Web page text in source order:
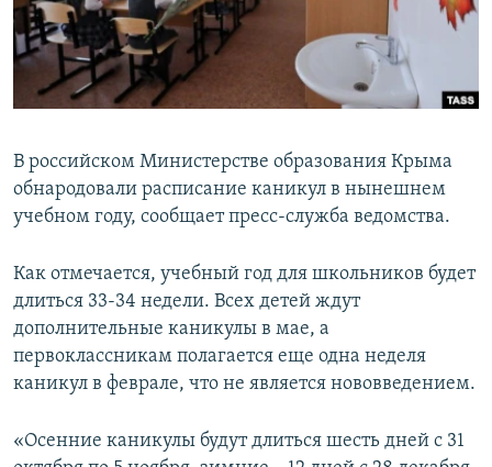
ПОБЕДИТЕЛЕЙ НЕ СУДЯТ?
КРЫМ.НЕПОКОРЕННЫЙ
ELIFBE
ПРИСОЕДИНЯЙТЕСЬ!
Все сайты RFE/RL
В российском Министерстве образования Крыма
обнародовали расписание каникул в нынешнем
учебном году, сообщает пресс-служба ведомства.
Как отмечается, учебный год для школьников будет
длиться 33-34 недели. Всех детей ждут
дополнительные каникулы в мае, а
первоклассникам полагается еще одна неделя
каникул в феврале, что не является нововведением.
«Осенние каникулы будут длиться шесть дней с 31